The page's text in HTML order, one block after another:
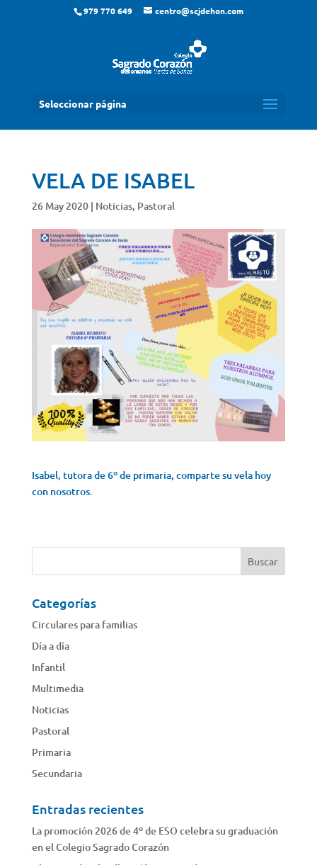
979 770 649 centro@scjdehon.com
Seleccionar página
VELA DE ISABEL
26 May 2020| Noticias, Pastoral
Isabel, tutora de 6º de primaria, comparte su vela hoy
con nosotros.
Categorías
Circulares para familias
Día a día
Infantil
Multimedia
Noticias
Pastoral
Primaria
Secundaria
Entradas recientes
La promoción 2026 de 4º de ESO celebra su graduación
en el Colegio Sagrado Corazón